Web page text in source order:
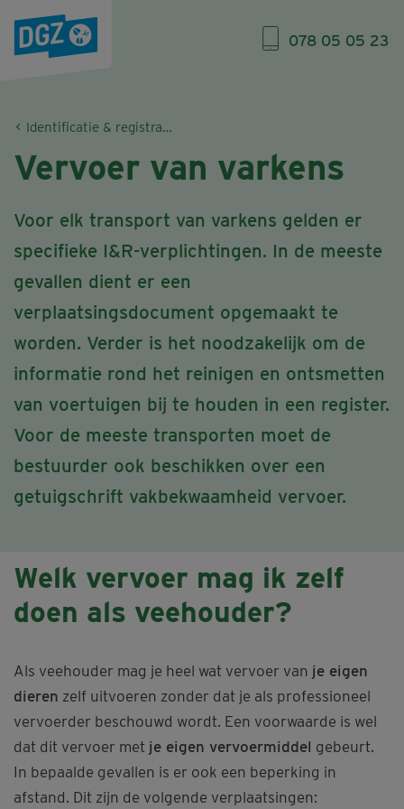
078 05 05 23
Identificatie & registratie (I&R)
Vervoer van varkens
Voor elk transport van varkens gelden er
specifieke I&R-verplichtingen. In de meeste
gevallen dient er een
verplaatsingsdocument opgemaakt te
worden. Verder is het noodzakelijk om de
informatie rond het reinigen en ontsmetten
van voertuigen bij te houden in een register.
Voor de meeste transporten moet de
bestuurder ook beschikken over een
getuigschrift vakbekwaamheid vervoer.
Welk vervoer mag ik zelf
doen als veehouder?
Als veehouder mag je heel wat vervoer van je eigen
dieren zelf uitvoeren zonder dat je als professioneel
vervoerder beschouwd wordt. Een voorwaarde is wel
dat dit vervoer met je eigen vervoermiddel gebeurt.
In bepaalde gevallen is er ook een beperking in
afstand. Dit zijn de volgende verplaatsingen: